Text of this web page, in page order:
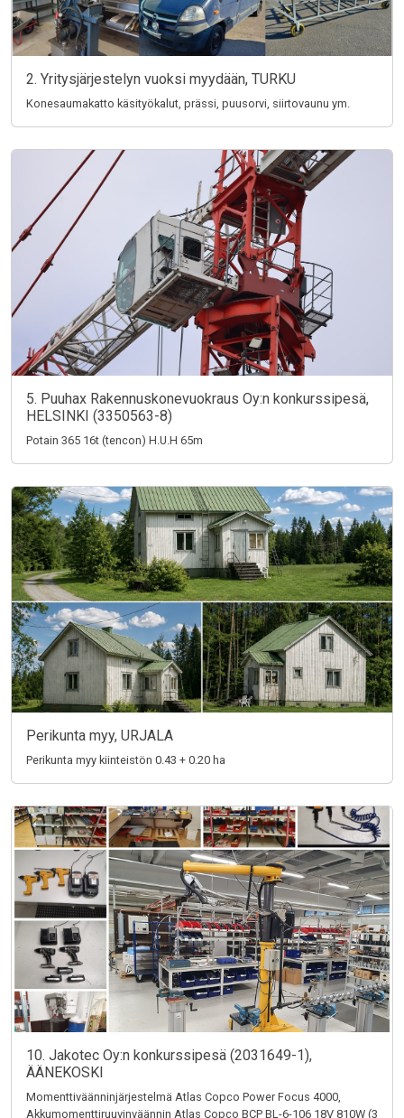
2. Yritysjärjestelyn vuoksi myydään, TURKU
Konesaumakatto käsityökalut, prässi, puusorvi, siirtovaunu ym.
5. Puuhax Rakennuskonevuokraus Oy:n konkurssipesä,
HELSINKI (3350563-8)
Potain 365 16t (tencon) H.U.H 65m
Perikunta myy, URJALA
Perikunta myy kiinteistön 0.43 + 0.20 ha
10. Jakotec Oy:n konkurssipesä (2031649-1),
ÄÄNEKOSKI
Momenttiväänninjärjestelmä Atlas Copco Power Focus 4000,
Akkumomenttiruuvinväännin Atlas Copco BCP BL-6-106 18V 810W (3